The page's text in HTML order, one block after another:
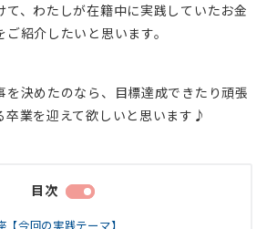
て、わたしが在籍中に実践していたお金
紹介したいと思います。
を決めたのなら、目標達成できたり頑張
卒業を迎えて欲しいと思います♪
目次